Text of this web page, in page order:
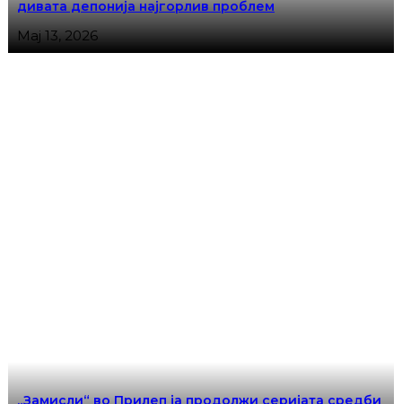
дивата депонија најгорлив проблем
Мај 13, 2026
„Замисли“ во Прилеп ја продолжи серијата средби